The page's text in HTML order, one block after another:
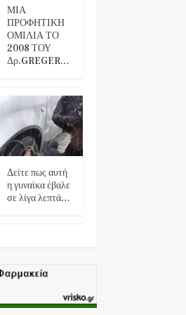
ΜΙΑ
ΠΡΟΦΗΤΙΚΗ
ΟΜΙΛΙΑ ΤΟ
2008 ΤΟΥ
Δρ.GREGER…
Δείτε πως αυτή
η γυναίκα έβαλε
σε λίγα λεπτά…